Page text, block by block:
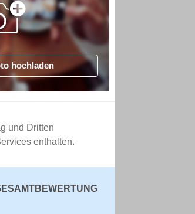
hochladen
und Dritten
enthalten.